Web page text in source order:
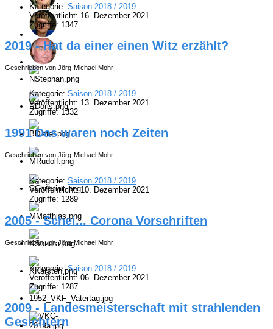
Kategorie: Saison 2018 / 2019
Veröffentlicht: 16. Dezember 2021
Zugriffe: 1347
2019 - Hat da einer einen Witz erzählt?
Geschrieben von Jörg-Michael Mohr
Kategorie: Saison 2018 / 2019
Veröffentlicht: 13. Dezember 2021
Zugriffe: 1332
1991 Das waren noch Zeiten
Geschrieben von Jörg-Michael Mohr
Kategorie: Saison 2018 / 2019
Veröffentlicht: 10. Dezember 2021
Zugriffe: 1289
2005 - Schei... Corona Vorschriften
Geschrieben von Jörg-Michael Mohr
Kategorie:Saison 2018 / 2019
Veröffentlicht: 06. Dezember 2021
Zugriffe: 1287
2009 - Landesmeisterschaft mit strahlenden
Gesichtern